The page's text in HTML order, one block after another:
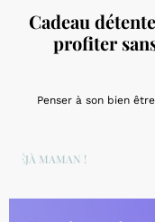
Cadeau
profiter
Penser à son bien
DÉJÀ MAMAN !